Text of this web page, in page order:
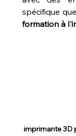
spécifique
formation à
imprimante 3D